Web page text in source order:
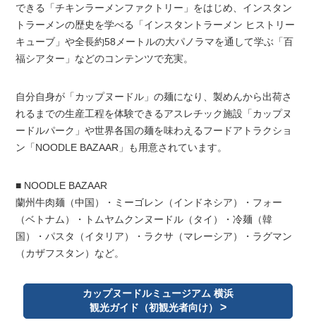
できる「チキンラーメンファクトリー」をはじめ、インスタン
トラーメンの歴史を学べる「インスタントラーメン ヒストリー
キューブ」や全長約58メートルの大パノラマを通して学ぶ「百
福シアター」などのコンテンツで充実。
自分自身が「カップヌードル」の麺になり、製めんから出荷さ
れるまでの生産工程を体験できるアスレチック施設「カップヌ
ードルパーク」や世界各国の麺を味わえるフードアトラクショ
ン「NOODLE BAZAAR」も用意されています。
■ NOODLE BAZAAR
蘭州牛肉麺（中国）・ミーゴレン（インドネシア）・フォー
（ベトナム）・トムヤムクンヌードル（タイ）・冷麺（韓
国）・パスタ（イタリア）・ラクサ（マレーシア）・ラグマン
（カザフスタン）など。
カップヌードルミュージアム 横浜
観光ガイド（初観光者向け）